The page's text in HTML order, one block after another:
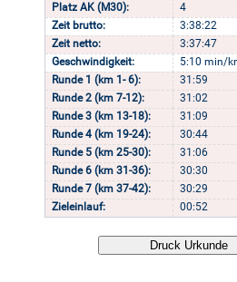
Platz AK (M30):
4
Zeit brutto:
3:38:22
Zeit netto:
3:37:47
Geschwindigkeit:
5:10 min/
Runde 1 (km 1- 6):
31:59
Runde 2 (km 7-12):
31:02
Runde 3 (km 13-18):
31:09
Runde 4 (km 19-24):
30:44
Runde 5 (km 25-30):
31:06
Runde 6 (km 31-36):
30:30
Runde 7 (km 37-42):
30:29
Zieleinlauf:
00:52